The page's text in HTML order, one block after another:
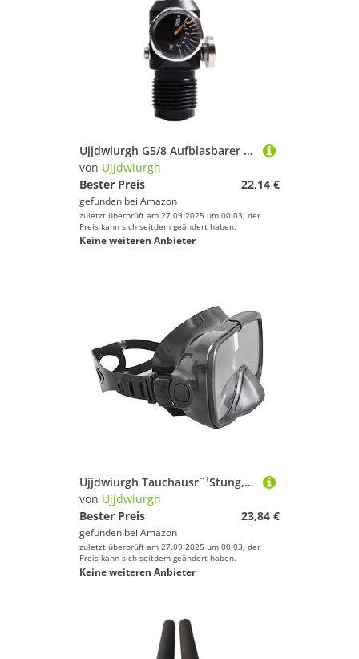
Ujjdwiurgh G5/8 Aufblasbarer Tauch-DIN-Anschluss, Aufblasbare Tauchstation, Adapterg¨¹rtel, 8-Mm-Schnellkupplung, Weiblicher Kopf, Einfache Installation, Einfach zu Bedienen
von Ujjdwiurgh
Bester Preis
22,14 €
gefunden bei Amazon
zuletzt überprüft am 27.09.2025 um 00:03; der
Preis kann sich seitdem geändert haben.
Keine weiteren Anbieter
Ujjdwiurgh Tauchausr¨¹Stung, Masken, Schutzbrillen zum Tauchen, Schnorcheln, Freitauchen, Speerfischen und Schwimmen
von Ujjdwiurgh
Bester Preis
23,84 €
gefunden bei Amazon
zuletzt überprüft am 27.09.2025 um 00:03; der
Preis kann sich seitdem geändert haben.
Keine weiteren Anbieter